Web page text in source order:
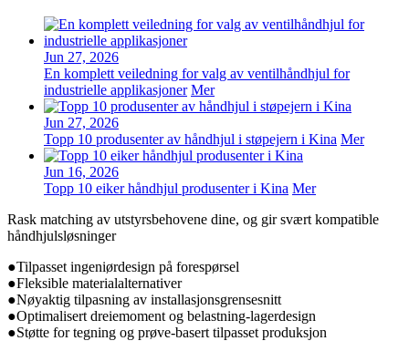
Jun 27, 2026
En komplett veiledning for valg av ventilhåndhjul for
industrielle applikasjoner Mer
Jun 27, 2026
Topp 10 produsenter av håndhjul i støpejern i Kina Mer
Jun 16, 2026
Topp 10 eiker håndhjul produsenter i Kina Mer
Rask matching av utstyrsbehovene dine, og gir svært kompatible
håndhjulsløsninger
●Tilpasset ingeniørdesign på forespørsel
●Fleksible materialalternativer
●Nøyaktig tilpasning av installasjonsgrensesnitt
●Optimalisert dreiemoment og belastning-lagerdesign
●Støtte for tegning og prøve-basert tilpasset produksjon